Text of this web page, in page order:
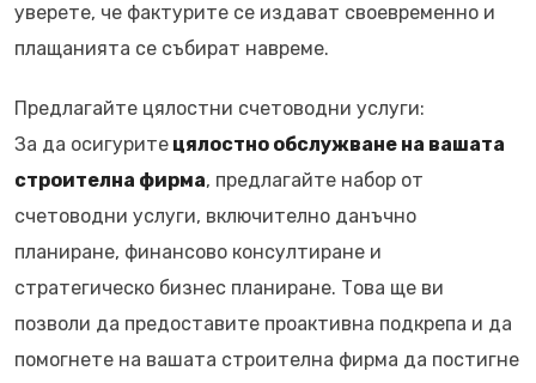
уверете, че фактурите се издават своевременно и
плащанията се събират навреме.
Предлагайте цялостни счетоводни услуги:
За да осигурите цялостно обслужване на вашата
строителна фирма, предлагайте набор от
счетоводни услуги, включително данъчно
планиране, финансово консултиране и
стратегическо бизнес планиране. Това ще ви
позволи да предоставите проактивна подкрепа и да
помогнете на вашата строителна фирма да постигне